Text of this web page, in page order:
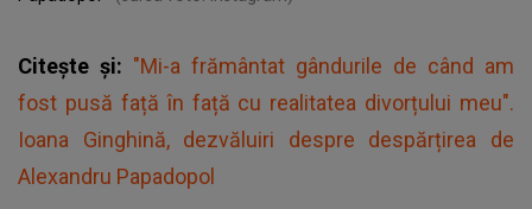
Citește și: "Mi-a frământat gândurile de când am
fost pusă față în față cu realitatea divorțului meu".
Ioana Ginghină, dezvăluiri despre despărțirea de
Alexandru Papadopol